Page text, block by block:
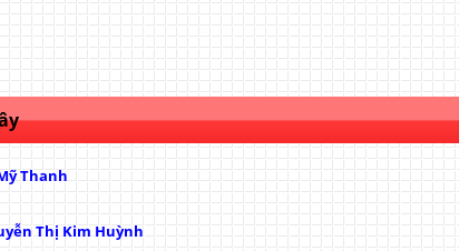
Thanh
Thị Kim Huỳnh